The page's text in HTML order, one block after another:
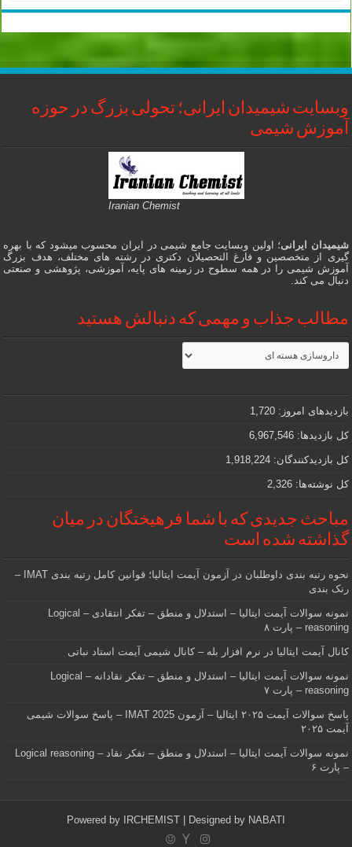
وبسایت شیمیدان ایرانی؛ تحولی بزرگ در حوزه
آموزش شیمی
Iranian Chemist
شیمیدان ایرانی؛ اولین وبسایت جامع شیمی در ایران محسوب میشود که با بهره
گیری از متخصصین و فارغ التحصیلان دکتری در رشته های مختلف، هدف بزرگ
آموزش شیمی را در همه سطوح در زمینه های پایه، آموزشی، پژوهشی و صنعتی
دنبال می کند.
مطالب جذاب و مهمی که دنبالش هستید
مطالب
جذاب
و
که
دنبالش
هستید
بازدیدهای امروز: 1,720
کل بازدیدها: 6,967,546
کل بازدیدکنند‌گان: 1,918,224
کل نوشته‌ها: 2,326
مباحث جدیدی که با شما فرهیختگان در میان
گذاشته شده است
نحوه رتبه بندی داوطلبان در آزمون آیمت ایتالیا؛ قوانین کامل رتبه بندی IMAT –
رنک بندی
نمونه سوالات آیمت ایتالیا – استدلال و منطق – تفکر انتقادی – Logical
reasoning – پارت ۸
کانال آیمت ایتالیا در نرم افزار بله – کانال شیمی آیمت استاد نباتی
نمونه سوالات آیمت ایتالیا – استدلال و منطق – تفکر نقادانه – Logical
reasoning – پارت ۷
پاسخ سوالات آیمت ۲۰۲۵ ایتالیا – آزمون IMAT 2025 – پاسخ سوالات شیمی
آیمت ۲۰۲۵
نمونه سوالات آیمت ایتالیا – استدلال و منطق – تفکر نقاد – Logical reasoning
– پارت ۶
Powered by IRCHEMIST | Designed by NABATI